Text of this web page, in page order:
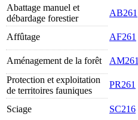
Abattage manuel et
débardage forestier
AB261
Affûtage AF261
Aménagement de la forêt AM261
Protection et exploitation
de territoires fauniques
PR261
Sciage SC216